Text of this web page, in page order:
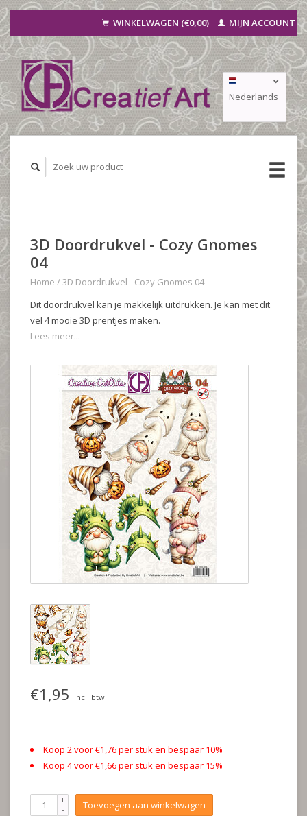
WINKELWAGEN (€0,00) MIJN ACCOUNT
Nederlands
Deutsch
3D Doordrukvel - Cozy Gnomes
04
Home /3D Doordrukvel - Cozy Gnomes 04
Dit doordrukvel kan je makkelijk uitdrukken. Je kan met dit
vel 4 mooie 3D prentjes maken.
Lees meer...
€1,95 Incl. btw
Koop 2 voor €1,76 per stuk en bespaar 10%
Koop 4 voor €1,66 per stuk en bespaar 15%
+
- Toevoegen aan winkelwagen